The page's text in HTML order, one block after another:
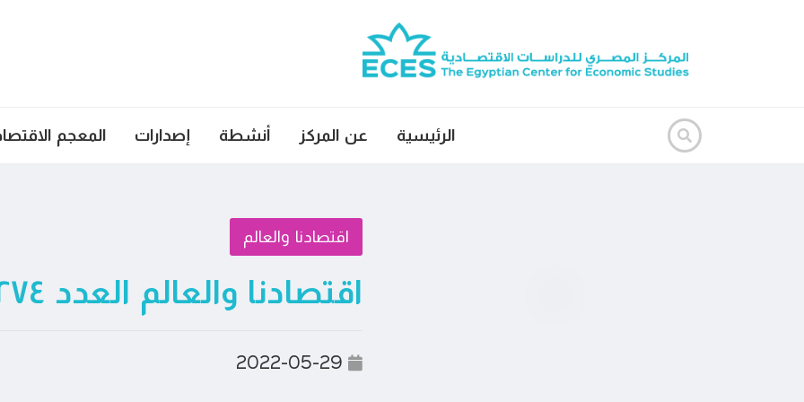
الرئيسية عن المركز أنشطة إصدارات المعجم
اقتصادنا والعالم
اقتصادنا والعالم العدد ٢٧٤
2022-05-29